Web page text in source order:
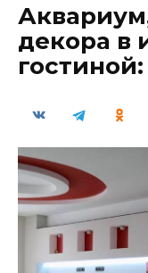
декора в